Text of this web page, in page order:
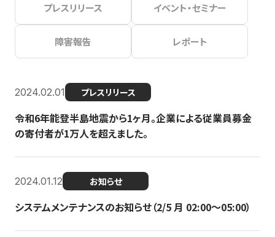
プレスリリース イベント・セミナー
障害報告 レポート
2024.02.01 プレスリリース
令和6年能登半島地震から1ヶ月。企業による従業員募金
の寄付者が1万人を超えました。
2024.01.12 お知らせ
システムメンテナンスのお知らせ（2/5 月 02:00〜05:00）